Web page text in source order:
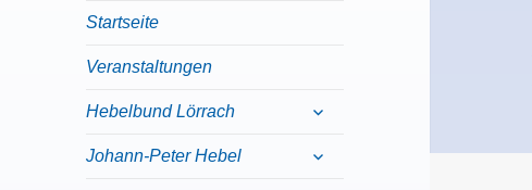
Startseite
Veranstaltungen
Hebelbund Lörrach
child
Johann-Peter Hebel
child